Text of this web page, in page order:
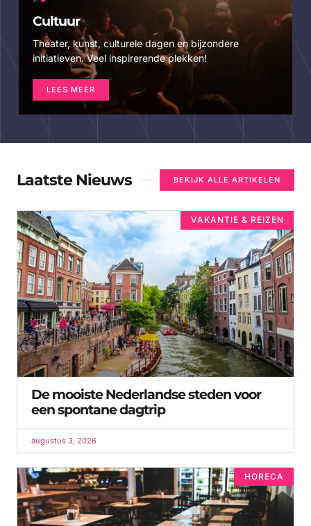
Cultuur
Theater, kunst, culturele dagen en bijzondere
initiatieven. Veel inspirerende plekken!
LEES MEER
Laatste Nieuws BEKIJK ALLE ARTIKELEN
VAKANTIE & REIZEN
De mooiste Nederlandse steden voor
een spontane dagtrip
augustus 3, 2026
HORECA